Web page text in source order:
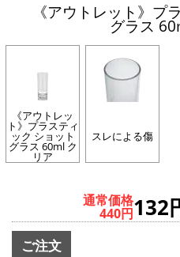
《アウトレット》プ
グラス
《アウトレッ
ト》プラスティ
ック ショット
グラス 60ml ク
リア
スレによる傷
通常価格
440円132
ご注文